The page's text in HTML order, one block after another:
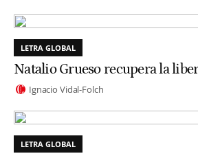
LETRA GLOBAL
Natalio Grueso recupera la
Ignacio Vidal-Folch
LETRA GLOBAL